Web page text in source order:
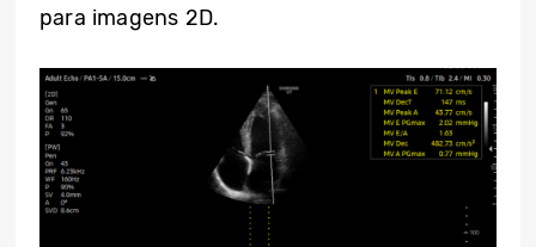
para imagens 2D.